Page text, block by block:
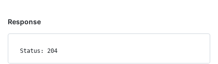
Response
Status: 204